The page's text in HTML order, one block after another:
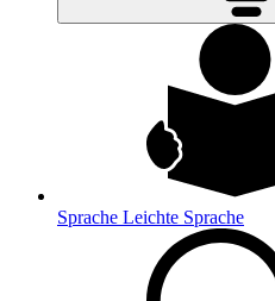
Sprache Leichte Sprache